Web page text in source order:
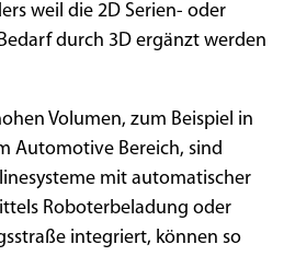
weil die 2D Serien- oder
durch 3D ergänzt werden
Volumen, zum Beispiel in
Automotive Bereich, sind
mit automatischer
Roboterbeladung oder
integriert, können so